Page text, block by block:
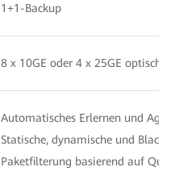
1+1-Backup
8 x 10GE oder 4 x 25GE optische
Automatisches Erlernen und
Statische, dynamische und
Paketfilterung basierend auf